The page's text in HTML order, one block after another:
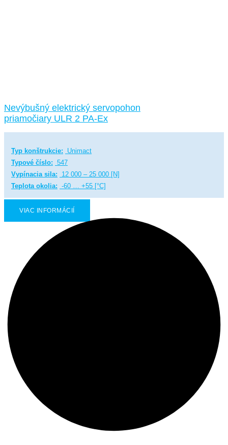
Nevýbušný elektrický servopohon
priamočiary ULR 2 PA-Ex
Typ konštrukcie:
Unimact
Typové číslo: 547
Vypínacia sila:
12 000 – 25 000 [N]
Teplota okolia: -60 … +55 [°C]
VIAC INFORMÁCIÍ